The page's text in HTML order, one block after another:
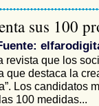
sus 100
revista que los
que destaca la
Los candidatos
100 medidas...